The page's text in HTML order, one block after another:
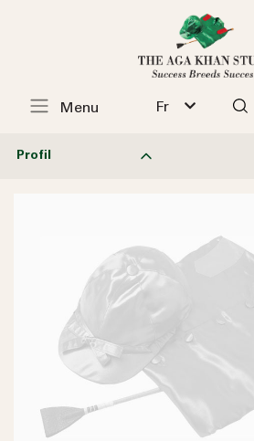
Fr
Menu
Profil